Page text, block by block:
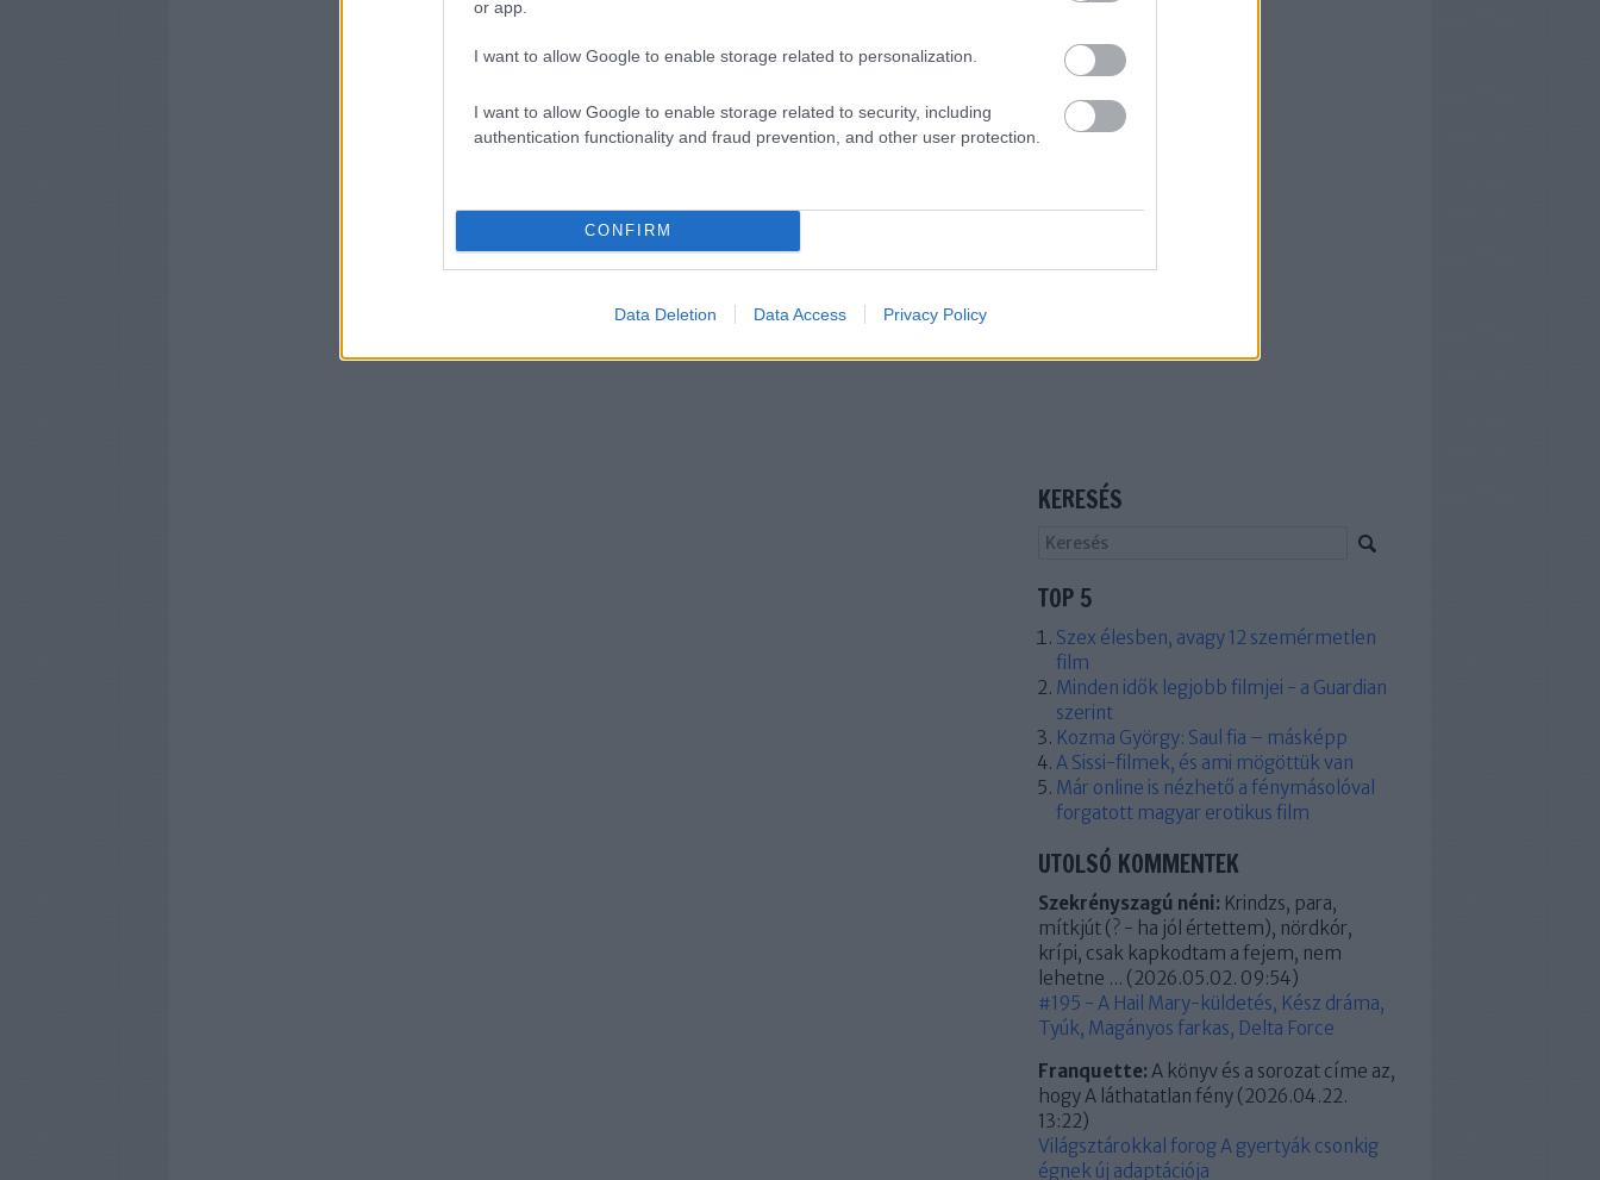
or app.
I want to allow Google to enable storage related to personalization.
I want to allow Google to enable storage related to security, including
authentication functionality and fraud prevention, and other user protection.
CONFIRM
Data Deletion Data Access Privacy Policy
KERESÉS
TOP 5
Szex élesben, avagy 12 szemérmetlen
film
Minden idők legjobb filmjei - a Guardian
szerint
Kozma György: Saul fia – másképp
A Sissi-filmek, és ami mögöttük van
Már online is nézhető a fénymásolóval
forgatott magyar erotikus film
UTOLSÓ KOMMENTEK
Szekrényszagú néni: Krindzs, para,
mítkjút (? - ha jól értettem), nördkór,
krípi, csak kapkodtam a fejem, nem
lehetne ... (2026.05.02. 09:54)
#195 - A Hail Mary-küldetés, Kész dráma,
Tyúk, Magányos farkas, Delta Force
Franquette: A könyv és a sorozat címe az,
hogy A láthatatlan fény (2026.04.22.
13:22)
Világsztárokkal forog A gyertyák csonkig
égnek új adaptációja